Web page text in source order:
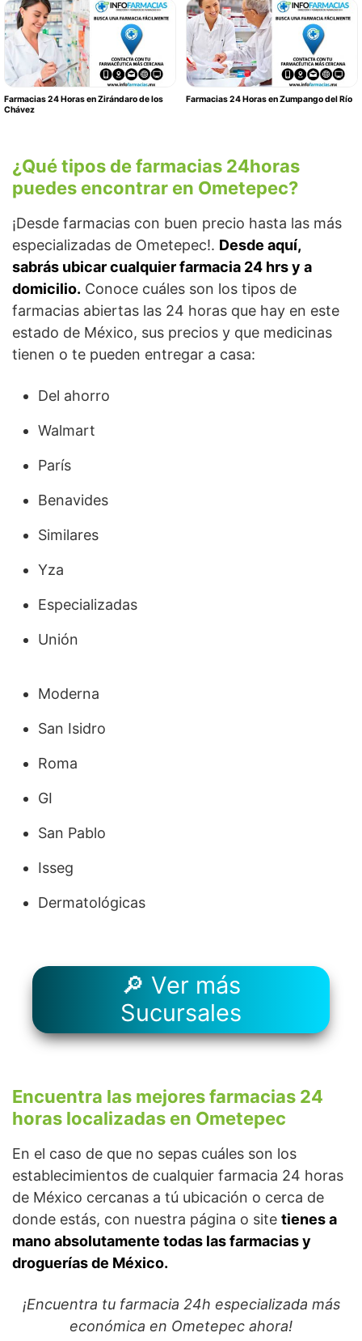
Farmacias 24 Horas en Zirándaro de los
Chávez
Farmacias 24 Horas en Zumpango del Río
¿Qué tipos de farmacias 24horas
puedes encontrar en Ometepec?
¡Desde farmacias con buen precio hasta las más
especializadas de Ometepec!. Desde aquí,
sabrás ubicar cualquier farmacia 24 hrs y a
domicilio. Conoce cuáles son los tipos de
farmacias abiertas las 24 horas que hay en este
estado de México, sus precios y que medicinas
tienen o te pueden entregar a casa:
Del ahorro
Walmart
París
Benavides
Similares
Yza
Especializadas
Unión
Moderna
San Isidro
Roma
GI
San Pablo
Isseg
Dermatológicas
🔎 Ver más
Sucursales
Encuentra las mejores farmacias 24
horas localizadas en Ometepec
En el caso de que no sepas cuáles son los
establecimientos de cualquier farmacia 24 horas
de México cercanas a tú ubicación o cerca de
donde estás, con nuestra página o site tienes a
mano absolutamente todas las farmacias y
droguerías de México.
¡Encuentra tu farmacia 24h especializada más
económica en Ometepec ahora!